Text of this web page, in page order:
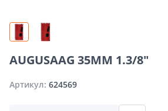
AUGUSAAG 35MM 1.3/8"
Артикул: 624569